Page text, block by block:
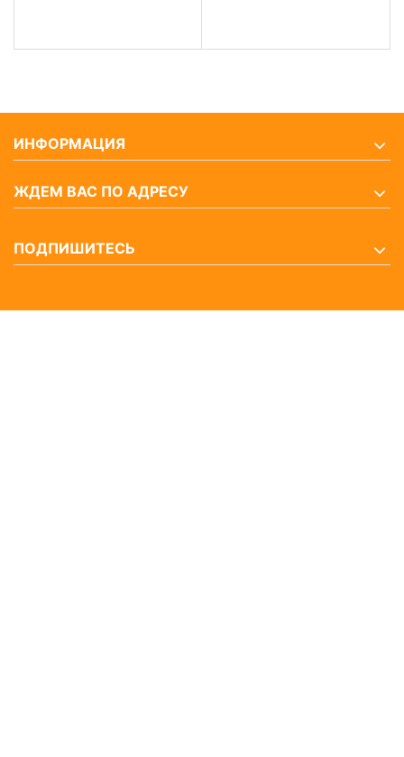
ИНФОРМАЦИЯ
ЖДЕМ ВАС ПО АДРЕСУ
ПОДПИШИТЕСЬ